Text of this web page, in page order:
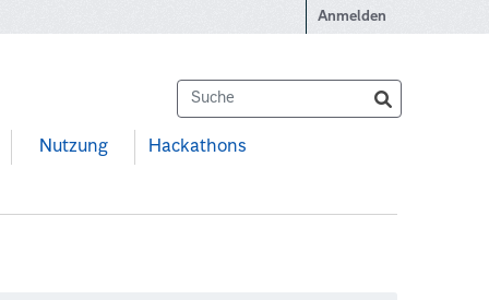
Anmelden
Nutzung Hackathons